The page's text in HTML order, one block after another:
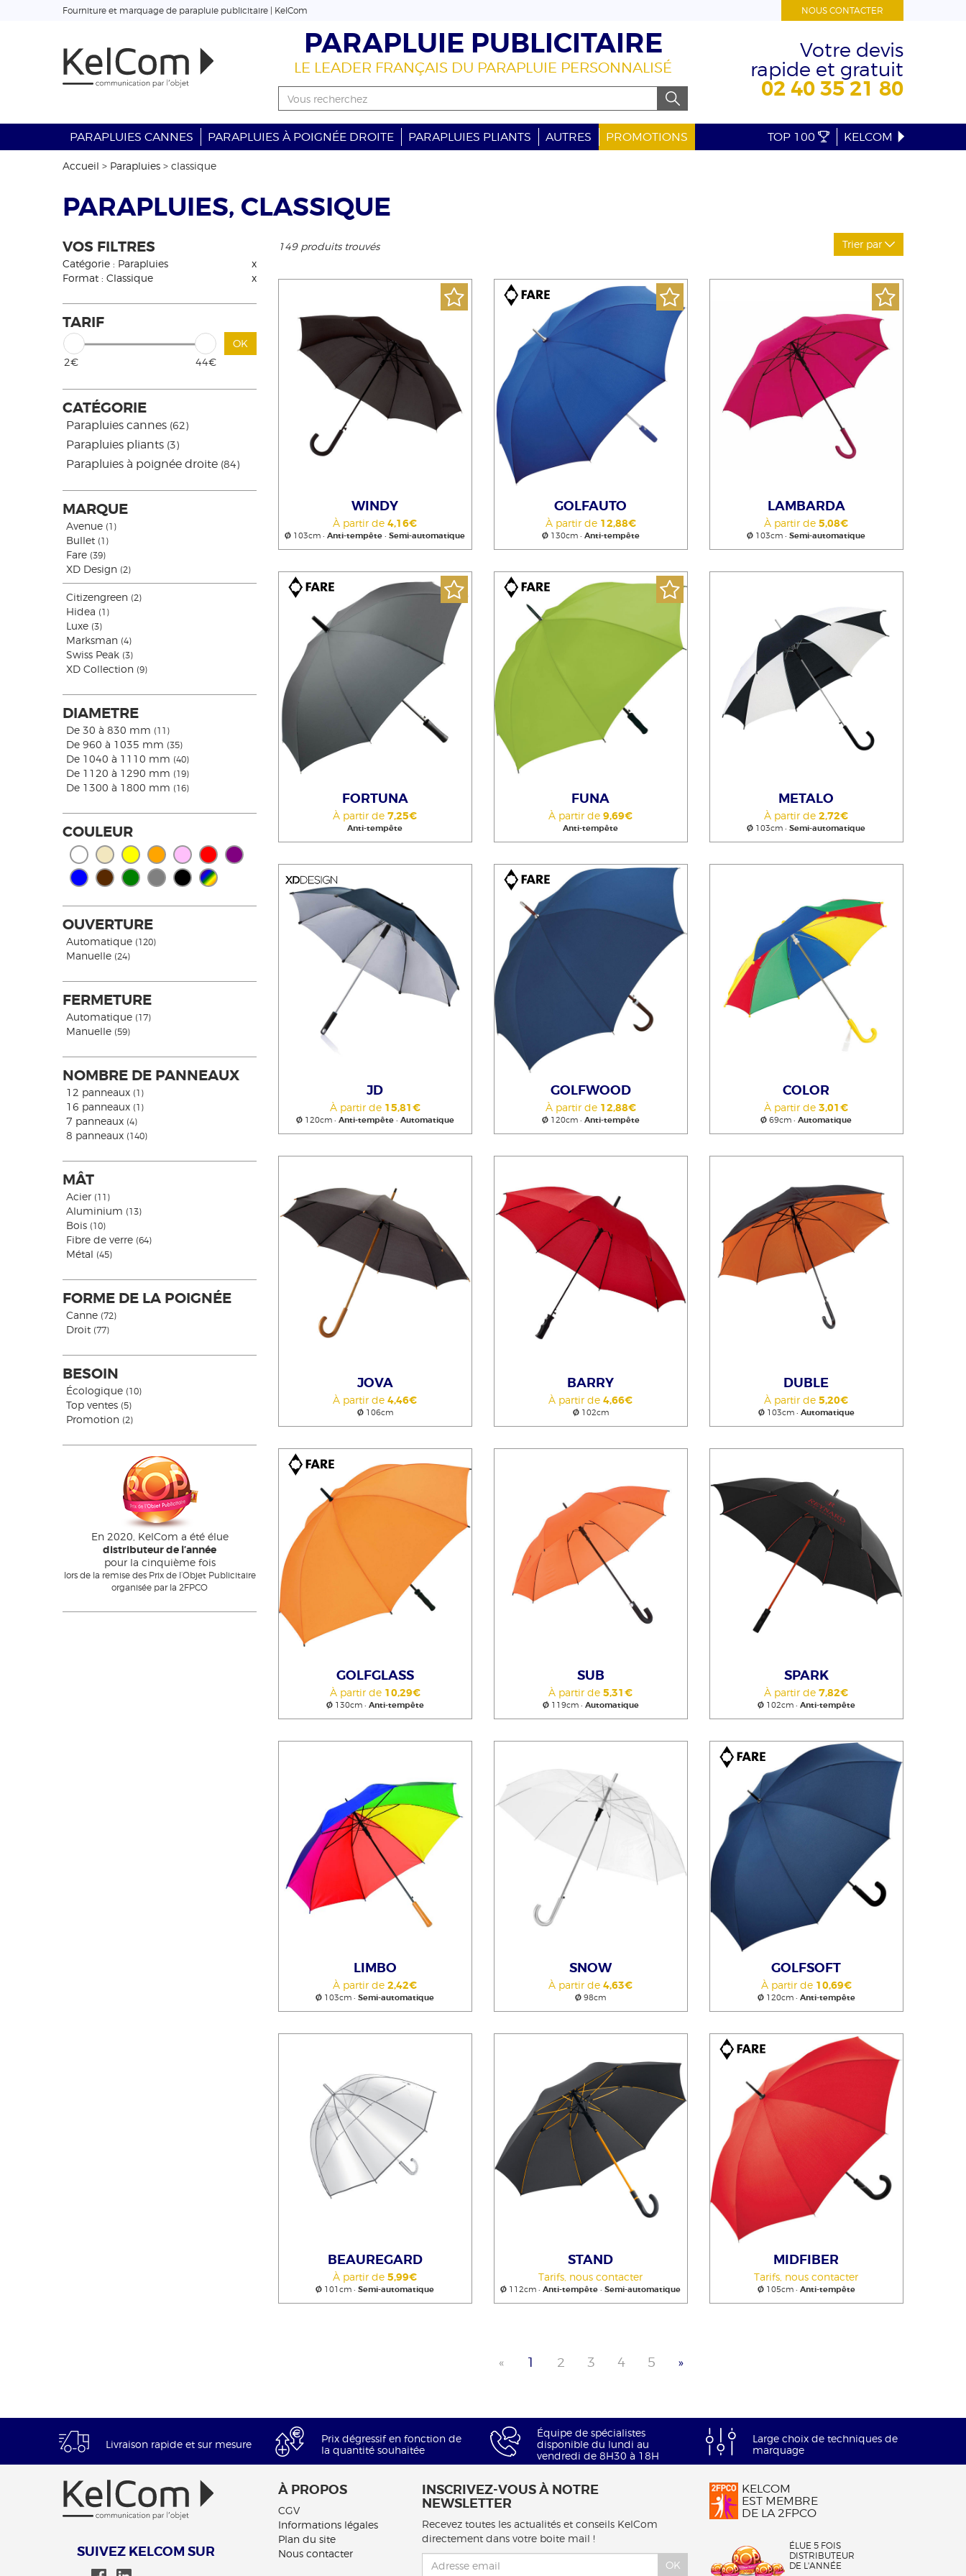
Fourniture et marquage de parapluie publicitaire | KelCom NOUS CONTACTER
Votre devis
rapide et gratuit
02 40 35 21 80
PARAPLUIE PUBLICITAIRE
LE LEADER FRANÇAIS DU PARAPLUIE PERSONNALISÉ
PARAPLUIES CANNES PARAPLUIES À POIGNÉE DROITE PARAPLUIES PLIANTS AUTRES PROMOTIONS TOP 100 KELCOM
Accueil > Parapluies > classique
PARAPLUIES, CLASSIQUE
VOS FILTRES
Catégorie : Parapluies
x
Format : Classique
x
TARIF
2€ 44€
OK
CATÉGORIE
Parapluies cannes (62)
Parapluies pliants (3)
Parapluies à poignée droite (84)
MARQUE
Avenue (1)
Bullet (1)
Fare (39)
XD Design (2)
Citizengreen (2)
Hidea (1)
Luxe (3)
Marksman (4)
Swiss Peak (3)
XD Collection (9)
DIAMETRE
De 30 à 830 mm (11)
De 960 à 1035 mm (35)
De 1040 à 1110 mm (40)
De 1120 à 1290 mm (19)
De 1300 à 1800 mm (16)
COULEUR
OUVERTURE
Automatique (120)
Manuelle (24)
FERMETURE
Automatique (17)
Manuelle (59)
NOMBRE DE PANNEAUX
12 panneaux (1)
16 panneaux (1)
7 panneaux (4)
8 panneaux (140)
MÂT
Acier (11)
Aluminium (13)
Bois (10)
Fibre de verre (64)
Métal (45)
FORME DE LA POIGNÉE
Canne (72)
Droit (77)
BESOIN
Écologique (10)
Top ventes (5)
Promotion (2)
En 2020, KelCom a été élue
distributeur de l’année
pour la cinquième fois
lors de la remise des Prix de l’Objet Publicitaire
organisée par la 2FPCO
149 produits trouvés Trier par
WINDY
À partir de4,16€
Ø 103cm •Anti-tempête •Semi-automatique
GOLFAUTO
À partir de 12,88€
Ø130cm • Anti-tempête
LAMBARDA
À partir de5,08€
Ø 103cm •Semi-automatique
FORTUNA
À partir de7,25€
Anti-tempête
FUNA
À partir de9,69€
Anti-tempête
METALO
À partir de2,72€
Ø 103cm •Semi-automatique
JD
À partir de 15,81€
Ø120cm • Anti-tempête• Automatique
GOLFWOOD
À partir de 12,88€
Ø120cm • Anti-tempête
COLOR
À partir de3,01€
Ø 69cm •Automatique
JOVA
À partir de4,46€
Ø106cm
BARRY
À partir de4,66€
Ø102cm
DUBLE
À partir de5,20€
Ø103cm • Automatique
GOLFGLASS
À partir de 10,29€
Ø130cm • Anti-tempête
SUB
À partir de5,31€
Ø119cm • Automatique
SPARK
À partir de7,82€
Ø102cm • Anti-tempête
LIMBO
À partir de2,42€
Ø 103cm •Semi-automatique
SNOW
À partir de4,63€
Ø 98cm
GOLFSOFT
À partir de 10,69€
Ø120cm • Anti-tempête
BEAUREGARD
À partir de5,99€
Ø 101cm •Semi-automatique
STAND
Tarifs, nous contacter
Ø 112cm •Anti-tempête •Semi-automatique
MIDFIBER
Tarifs, nous contacter
Ø105cm • Anti-tempête
« 1 2 3 4 5 »
Livraison rapide et sur mesure
Prix dégressif en fonction de
la quantité souhaitée
Équipe de spécialistes
disponible du lundi au
vendredi de 8H30 à 18H
Large choix de techniques de
marquage
SUIVEZ KELCOM SUR
À PROPOS
CGV
Informations légales
Plan du site
Nous contacter
INSCRIVEZ-VOUS À NOTRE
NEWSLETTER
Recevez toutes les actualités et conseils KelCom
directement dans votre boite mail !
OK
KELCOM
EST MEMBRE
DE LA 2FPCO
ÉLUE 5 FOIS
DISTRIBUTEUR
DE L'ANNÉE